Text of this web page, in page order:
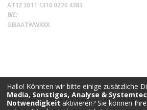
AT12 2011 1310 0220 4383
BIC:
GIBAATWWXXX
Hallo! Könnten wir bitte einige zusätzliche
Media, Sonstiges, Analyse &
Notwendigkeit aktivieren? Sie können